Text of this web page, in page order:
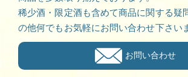
稀少酒・限定酒も含めて商品に関する疑
の他何でもお気軽にお問い合わせ下さい
お問い合わせ